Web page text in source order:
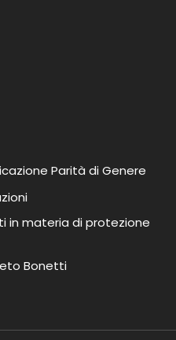
Parità di Genere
in materia di protezione
Bonetti